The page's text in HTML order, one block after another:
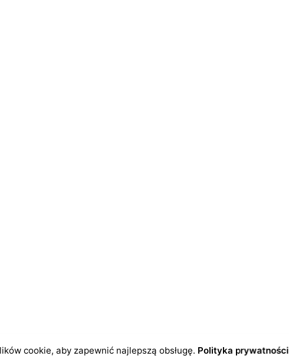
cookie, aby zapewnić najlepszą obsługę. Polityka prywatności